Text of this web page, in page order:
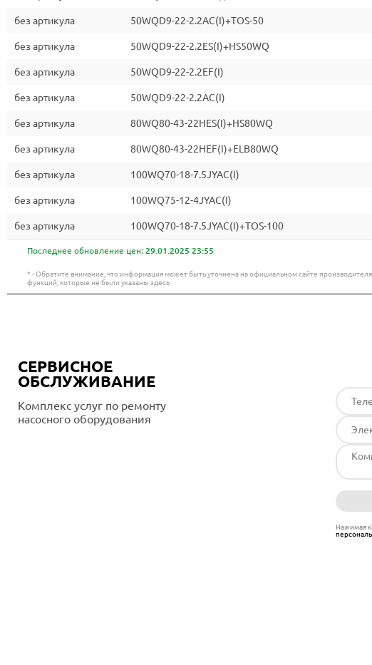
без артикула 50WQD9-22-2.2AC(I)+TOS-50
без артикула 50WQD9-22-2.2ES(I)+HS50WQ
без артикула 50WQD9-22-2.2EF(I)
без артикула 50WQD9-22-2.2AC(I)
без артикула 80WQ80-43-22HES(I)+HS80WQ
без артикула 80WQ80-43-22HEF(I)+ELB80WQ
без артикула 100WQ70-18-7.5JYAC(I)
без артикула 100WQ75-12-4JYAC(I)
без артикула 100WQ70-18-7.5JYAC(I)+TOS-100
Последнее обновление цен: 29.01.2025 23:55
* - Обратите внимание, что информация может быть уточнена на официальном сайте
функций, которые не были указаны здесь
СЕРВИСНОЕ
ОБСЛУЖИВАНИЕ
Комплекс услуг по ремонту
насосного оборудования
Нажимая